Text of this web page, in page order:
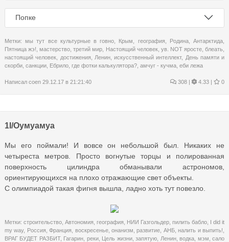
Попке
Метки:мы тут все культурные в говно Крым география Родина,Антарктида
Пятница жэ! ,мастерство ,третий мир Настоящий человек, ув. NOT яросте,блеать
настоящий человек
достижения Ленин, искусственный интеллект,
День памяти и
скорби санкции Ебрило где фотки калькулятора? амчуг - кучма еби лежа
Написал coen 29.12.17 в 21:21:40 308 | 4.33 | 0
1I/Оумуамуа
Мы его поймали! И вовсе он небольшой был. Никаких не
четыреста метров. Просто вогнутые торцы и полированная
поверхность цилиндра обманывали астрономов,
ориентирующихся на плохо отражающие свет объекты.
С олимпиадой такая фигня вышла, ладно хоть тут повезло.
Метки: строительство Автономия география НИИ Газгольдер пилить бабло I did it
my way, Россия ,Франция воскресенье,онанизм ,развитие АНБ,налить и выпить!
ВРАГ БУДЕТ РАЗБИТ, Гагарин реки, Цель жизни,запятую Ленин,водка мэм ,сало